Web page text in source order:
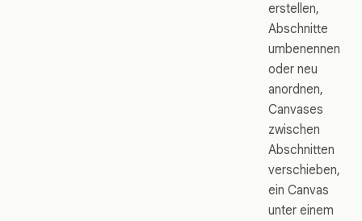
erstellen,
Abschnitte
umbenennen
oder neu
anordnen,
Canvases
zwischen
Abschnitten
verschieben,
ein Canvas
unter einem